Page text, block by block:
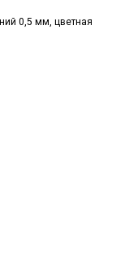
0,5 мм, цветная